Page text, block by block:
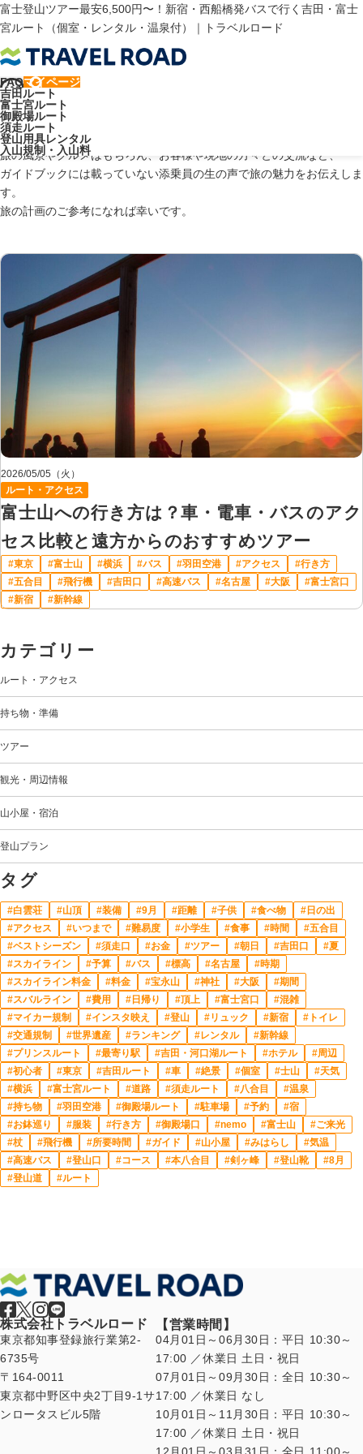
富士登山ツアー最安6,500円〜！新宿・西船橋発バスで行く吉田・富士
宮ルート（個室・レンタル・温泉付）｜トラベルロード
FAQマイページ
吉田ルート
富士宮ルート
御殿場ルート
須走ルート
登山用具レンタル
入山規制・入山料
トラベルロード
富士山ブログ：名古屋
旅の風景やグルメはもちろん、お客様や現地の方々との交流など、
ガイドブックには載っていない添乗員の生の声で旅の魅力をお伝えしま
す。
旅の計画のご参考になれば幸いです。
2026/05/05（火）
ルート・アクセス
富士山への行き方は？車・電車・バスのアク
セス比較と遠方からのおすすめツアー
東京 富士山 横浜 バス 羽田空港 アクセス
行き方
五合目
飛行機 吉田口 高速バス 名古屋 大阪
富士宮口
新宿
新幹線
カテゴリー
ルート・アクセス
持ち物・準備
ツアー
観光・周辺情報
山小屋・宿泊
登山プラン
タグ
白雲荘 山頂 装備 9月 距離 子供 食べ物
日の出
アクセス
いつまで 難易度 小学生 食事 時間
五合目
ベストシーズン
須走口 お金 ツアー 朝日 吉田口
夏
スカイライン
予算 バス 標高 名古屋
時期
スカイライン料金
料金 宝永山 神社 大阪
期間
スバルライン
費用 日帰り 頂上 富士宮口
混雑
マイカー規制
インスタ映え 登山 リュック 新宿
トイレ
交通規制
世界遺産 ランキング レンタル
新幹線
プリンスルート
最寄り駅 吉田・河口湖ルート ホテル
周辺
初心者
東京 吉田ルート 車 絶景 個室 士山
天気
横浜
富士宮ルート 道路 須走ルート 八合目
温泉
持ち物
羽田空港 御殿場ルート 駐車場 予約
宿
お鉢巡り
服装 行き方 御殿場口 nemo 富士山
ご来光
杖
飛行機 所要時間 ガイド 山小屋 みはらし
気温
高速バス
登山口 コース 本八合目 剣ヶ峰 登山靴
8月
登山道
ルート
株式会社トラベルロード
東京都知事登録旅行業第2-
6735号
〒164-0011
東京都中野区中央2丁目9-1サ
ンロータスビル5階
【営業時間】
04月01日～06月30日：平日 10:30～
17:00 ／休業日 土日・祝日
07月01日～09月30日：全日 10:30～
17:00 ／休業日 なし
10月01日～11月30日：平日 10:30～
17:00 ／休業日 土日・祝日